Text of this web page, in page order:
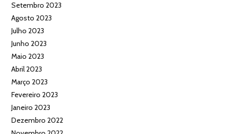
Setembro 2023
Agosto 2023
Julho 2023
Junho 2023
Maio 2023
Abril 2023
Março 2023
Fevereiro 2023
Janeiro 2023
Dezembro 2022